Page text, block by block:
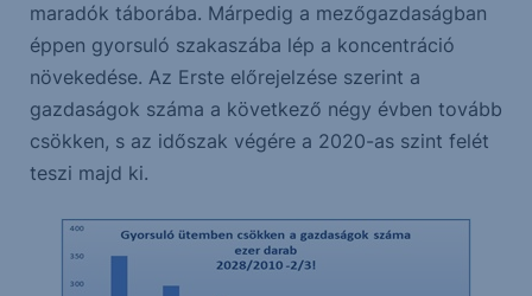
maradók táborába. Márpedig a mezőgazdaságban
éppen gyorsuló szakaszába lép a koncentráció
növekedése. Az Erste előrejelzése szerint a
gazdaságok száma a következő négy évben tovább
csökken, s az időszak végére a 2020-as szint felét
teszi majd ki.